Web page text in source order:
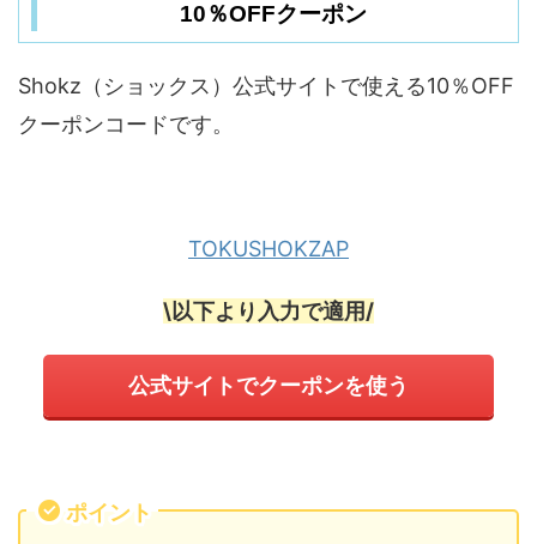
10％OFFクーポン
Shokz（ショックス）公式サイトで使える10％OFF
クーポンコードです。
TOKUSHOKZAP
\以下より入力で適用/
公式サイトでクーポンを使う
ポイント